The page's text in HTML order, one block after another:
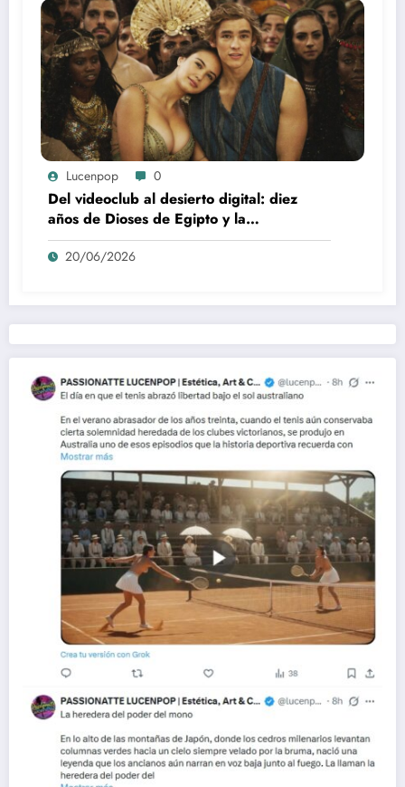
Lucenpop 0
Del videoclub al desierto digital: diez
años de Dioses de Egipto y la
desaparición del blockbuster sin
complejos
20/06/2026